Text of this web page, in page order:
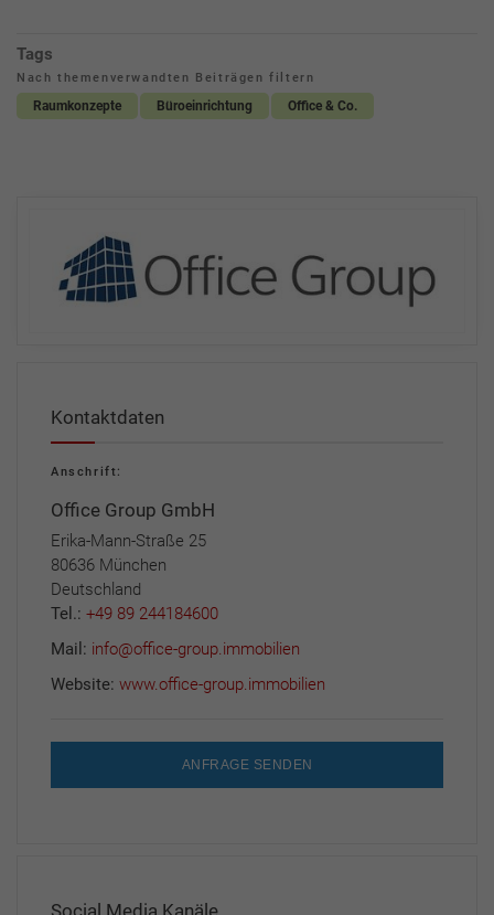
Tags
Nach themenverwandten Beiträgen filtern
Raumkonzepte Büroeinrichtung Office & Co.
Kontaktdaten
Anschrift:
Office Group GmbH
Erika-Mann-Straße 25
80636 München
Deutschland
Tel.: +49 89 244184600
Mail: info@office-group.immobilien
Website: www.office-group.immobilien
ANFRAGE SENDEN
Social Media Kanäle